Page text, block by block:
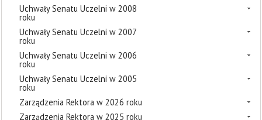
Uchwały Senatu Uczelni w 2008
roku
Uchwały Senatu Uczelni w 2007
roku
Uchwały Senatu Uczelni w 2006
roku
Uchwały Senatu Uczelni w 2005
roku
Zarządzenia Rektora w 2026 roku
Zarządzenia Rektora w 2025 roku